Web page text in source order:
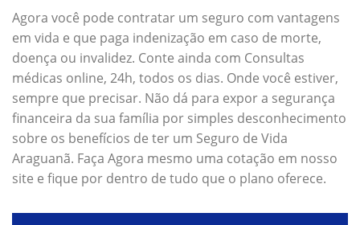
Agora você pode contratar um seguro com vantagens
em vida e que paga indenização em caso de morte,
doença ou invalidez. Conte ainda com Consultas
médicas online, 24h, todos os dias. Onde você estiver,
sempre que precisar. Não dá para expor a segurança
financeira da sua família por simples desconhecimento
sobre os benefícios de ter um Seguro de Vida
Araguanã. Faça Agora mesmo uma cotação em nosso
site e fique por dentro de tudo que o plano oferece.